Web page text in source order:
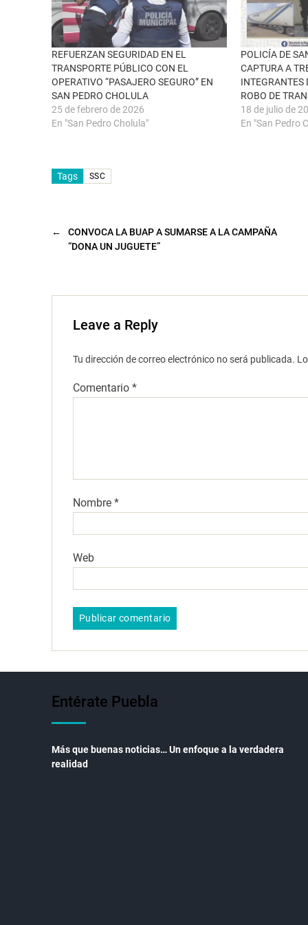
v
e
n
t
a
n
a
n
u
e
v
a
)
o
o
k
e
a
b
r
e
e
n
u
n
t
a
n
v
a
)
REFUERZAN SEGURIDAD EN EL
TRANSPORTE PÚBLICO CON EL
OPERATIVO “PASAJERO SEGURO” EN
SAN PEDRO CHOLULA
25 de febrero de 2026
En "San Pedro Cholula"
POLICÍA DE
CAPTURA A
INTEGRANTES
ROBO DE
18 de julio de
En "San Pedro
Tags SSC
←
CONVOCA LA BUAP A SUMARSE A LA CAMPAÑA
“DONA UN JUGUETE”
Leave a Reply
Tu dirección de correo electrónico no será publicada.
Comentario *
Nombre *
Web
Entérate Puebla
Más que buenas noticias… Un enfoque a la verdadera
realidad